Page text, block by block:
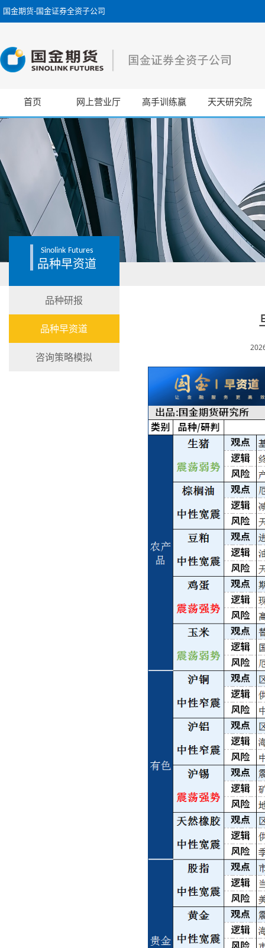
国金期货-国金证券全资子公司
首页 网上营业厅 高手训练赢 天天研究院
Sinolink Futures
品种早资道
品种研报
品种早资道
咨询策略模拟